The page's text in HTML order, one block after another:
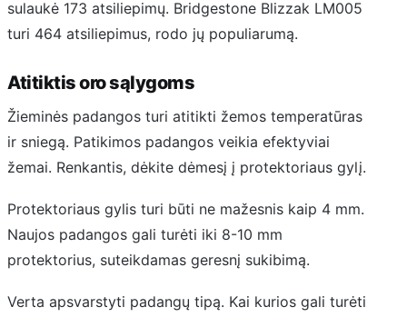
sulaukė 173 atsiliepimų. Bridgestone Blizzak LM005
turi 464 atsiliepimus, rodo jų populiarumą.
Atitiktis oro sąlygoms
Žieminės padangos turi atitikti žemos temperatūras
ir sniegą. Patikimos padangos veikia efektyviai
žemai. Renkantis, dėkite dėmesį į protektoriaus gylį.
Protektoriaus gylis turi būti ne mažesnis kaip 4 mm.
Naujos padangos gali turėti iki 8-10 mm
protektorius, suteikdamas geresnį sukibimą.
Verta apsvarstyti padangų tipą. Kai kurios gali turėti